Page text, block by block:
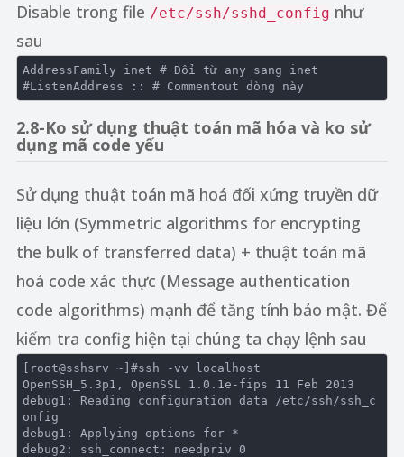
Disable trong file /etc/ssh/sshd_config như
sau
AddressFamily inet # Đổi từ any sang inet
#ListenAddress :: # Commentout dòng này
2.8-Ko sử dụng thuật toán mã hóa và ko sử
dụng mã code yếu
Sử dụng thuật toán mã hoá đối xứng truyền dữ
liệu lớn (Symmetric algorithms for encrypting
the bulk of transferred data) + thuật toán mã
hoá code xác thực (Message authentication
code algorithms) mạnh để tăng tính bảo mật. Để
kiểm tra config hiện tại chúng ta chạy lệnh sau
[root@sshsrv ~]#ssh -vv localhost
OpenSSH_5 .3p1, OpenSSL 1.0 .1e-fips 11 Feb 2013
debug1:
Reading configuration data /etc/ssh/ssh_c
debug1:
debug2:
ssh_connect: needpriv 0